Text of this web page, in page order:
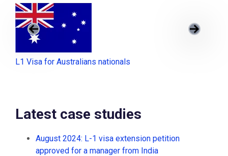
L1 Visa for Australians nationals
Latest case studies
August 2024: L-1 visa extension petition
approved for a manager from India